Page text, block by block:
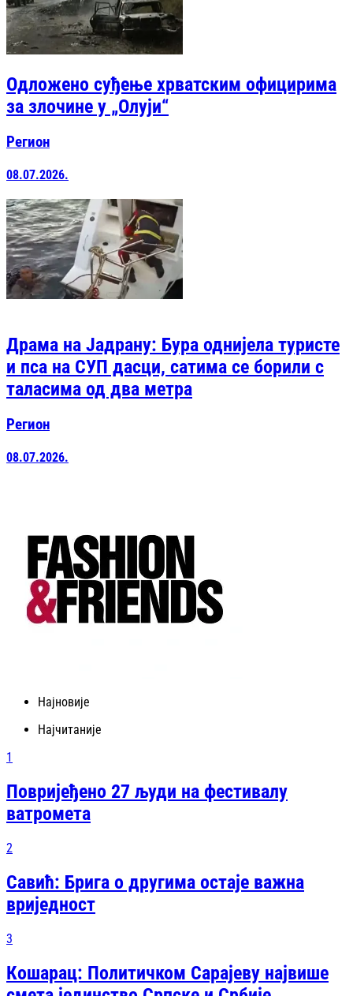
Одложено суђење хрватским официрима
за злочине у „Олуји“
Регион
08.07.2026.
Драма на Јадрану: Бура однијела туристе
и пса на СУП дасци, сатима се борили с
таласима од два метра
Регион
08.07.2026.
Најновије
Најчитаније
1
Повријеђено 27 људи на фестивалу
ватромета
2
Савић: Брига о другима остаје важна
вриједност
3
Кошарац: Политичком Сарајеву највише